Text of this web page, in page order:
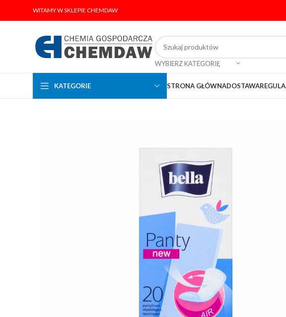
WITAMY W SKLEPIE CHEMDAW
WYBIERZ KATEGORIĘ
KATEGORIE STRONA GŁÓWNADOSTAWA